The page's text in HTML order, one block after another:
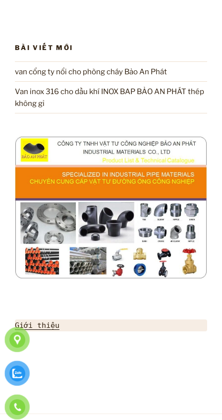
BÀI VIẾT MỚI
van cổng ty nổi cho phòng cháy Bảo An Phát
Van inox 316 cho dầu khí INOX BAP BẢO AN PHÁT thép
không gỉ
Giới thiệu